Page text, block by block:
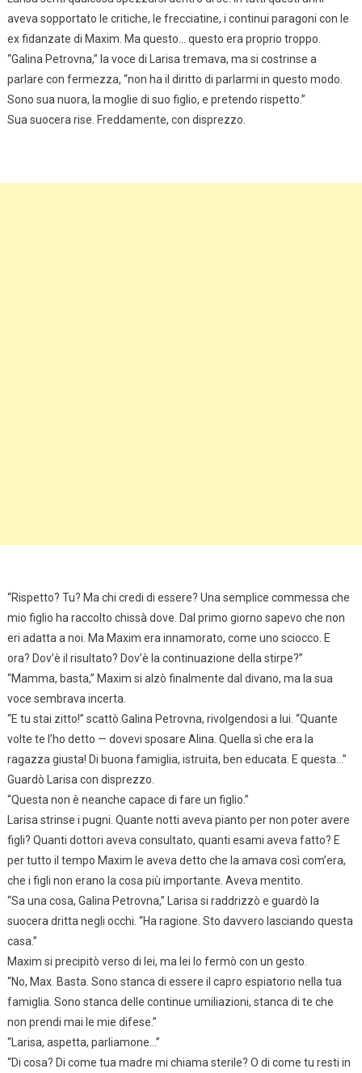
aveva sopportato le critiche, le frecciatine, i continui paragoni con le
ex fidanzate di Maxim. Ma questo… questo era proprio troppo.
“Galina Petrovna,” la voce di Larisa tremava, ma si costrinse a
parlare con fermezza, “non ha il diritto di parlarmi in questo modo.
Sono sua nuora, la moglie di suo figlio, e pretendo rispetto.”
Sua suocera rise. Freddamente, con disprezzo.
“Rispetto? Tu? Ma chi credi di essere? Una semplice commessa che
mio figlio ha raccolto chissà dove. Dal primo giorno sapevo che non
eri adatta a noi. Ma Maxim era innamorato, come uno sciocco. E
ora? Dov’è il risultato? Dov’è la continuazione della stirpe?”
“Mamma, basta,” Maxim si alzò finalmente dal divano, ma la sua
voce sembrava incerta.
“E tu stai zitto!” scattò Galina Petrovna, rivolgendosi a lui. “Quante
volte te l’ho detto — dovevi sposare Alina. Quella sì che era la
ragazza giusta! Di buona famiglia, istruita, ben educata. E questa…”
Guardò Larisa con disprezzo.
“Questa non è neanche capace di fare un figlio.”
Larisa strinse i pugni. Quante notti aveva pianto per non poter avere
figli? Quanti dottori aveva consultato, quanti esami aveva fatto? E
per tutto il tempo Maxim le aveva detto che la amava così com’era,
che i figli non erano la cosa più importante. Aveva mentito.
“Sa una cosa, Galina Petrovna,” Larisa si raddrizzò e guardò la
suocera dritta negli occhi. “Ha ragione. Sto davvero lasciando questa
casa.”
Maxim si precipitò verso di lei, ma lei lo fermò con un gesto.
“No, Max. Basta. Sono stanca di essere il capro espiatorio nella tua
famiglia. Sono stanca delle continue umiliazioni, stanca di te che
non prendi mai le mie difese.”
“Larisa, aspetta, parliamone…”
“Di cosa? Di come tua madre mi chiama sterile? O di come tu resti in